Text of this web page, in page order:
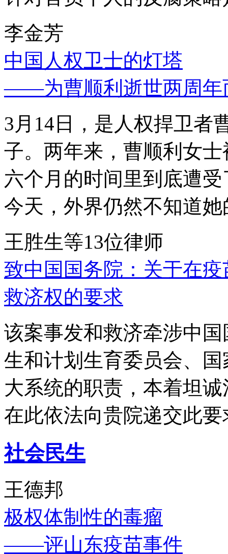
李金芳
中国人权卫士的灯塔
——为曹顺利逝世两周年
3月14日，是人权捍卫者
子。两年来，曹顺利女
六个月的时间里到底遭
今天，外界仍然不知道
王胜生等13位律师
致中国国务院：关于在
救济权的要求
该案事发和救济牵涉中
生和计划生育委员会、
大系统的职责，本着坦
在此依法向贵院递交此要
社会民生
王德邦
极权体制性的毒瘤
——评山东疫苗事件